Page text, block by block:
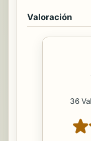
Valoración
36